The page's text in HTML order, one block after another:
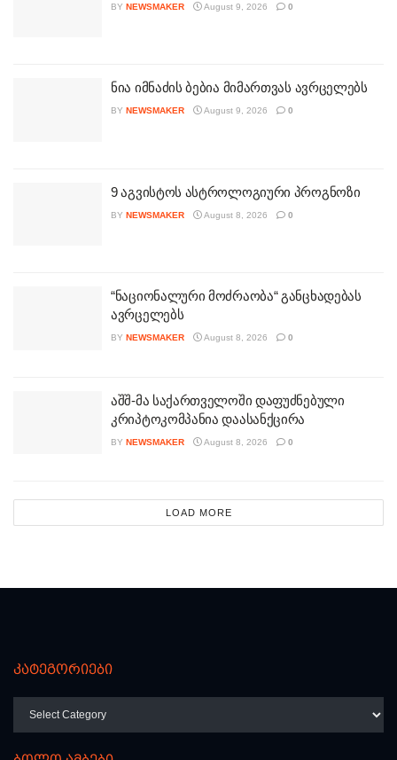
BY NEWSMAKER August 9, 2026 0
ნია იმნაძის ბებია მიმართვას ავრცელებს
BY NEWSMAKER August 9, 2026 0
9 აგვისტოს ასტროლოგიური პროგნოზი
BY NEWSMAKER August 8, 2026 0
“ნაციონალური მოძრაობა“ განცხადებას
ავრცელებს
BY NEWSMAKER August 8, 2026 0
აშშ-მა საქართველოში დაფუძნებული
კრიპტოკომპანია დაასანქცირა
BY NEWSMAKER August 8, 2026 0
LOAD MORE
კატეგორიები